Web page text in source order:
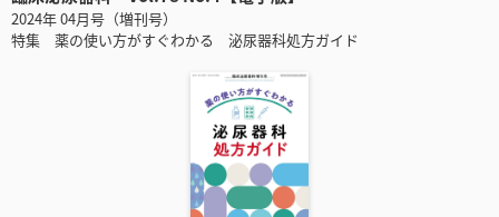
2024年 04月号（増刊号）
特集 薬の使い方がすぐわかる 泌尿器科処方ガイド